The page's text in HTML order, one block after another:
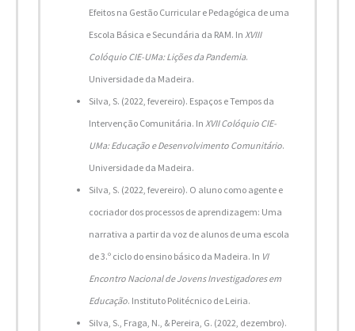
Efeitos na Gestão Curricular e Pedagógica de uma
Escola Básica e Secundária da RAM. In XVIII
Colóquio CIE-UMa: Lições da Pandemia.
Universidade da Madeira.
Silva, S. (2022, fevereiro). Espaços e Tempos da
Intervenção Comunitária. In XVII Colóquio CIE-
UMa: Educação e Desenvolvimento Comunitário.
Universidade da Madeira.
Silva, S. (2022, fevereiro). O aluno como agente e
cocriador dos processos de aprendizagem: Uma
narrativa a partir da voz de alunos de uma escola
de 3.º ciclo do ensino básico da Madeira. In VI
Encontro Nacional de Jovens Investigadores em
Educação. Instituto Politécnico de Leiria.
Silva, S., Fraga, N., & Pereira, G. (2022, dezembro).